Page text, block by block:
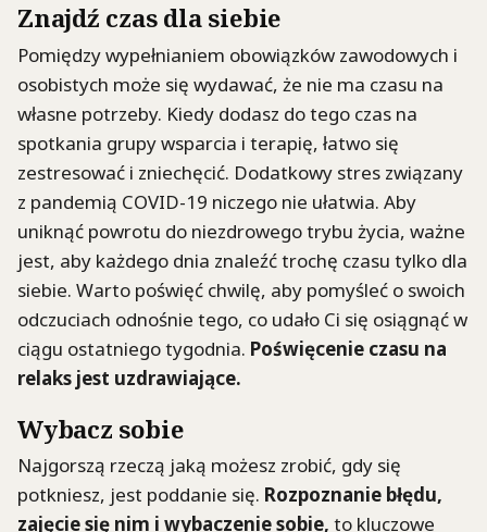
Znajdź czas dla siebie
Pomiędzy wypełnianiem obowiązków zawodowych i
osobistych może się wydawać, że nie ma czasu na
własne potrzeby. Kiedy dodasz do tego czas na
spotkania grupy wsparcia i terapię, łatwo się
zestresować i zniechęcić. Dodatkowy stres związany
z pandemią COVID-19 niczego nie ułatwia. Aby
uniknąć powrotu do niezdrowego trybu życia, ważne
jest, aby każdego dnia znaleźć trochę czasu tylko dla
siebie. Warto poświęć chwilę, aby pomyśleć o swoich
odczuciach odnośnie tego, co udało Ci się osiągnąć w
ciągu ostatniego tygodnia. Poświęcenie czasu na
relaks jest uzdrawiające.
Wybacz sobie
Najgorszą rzeczą jaką możesz zrobić, gdy się
potkniesz, jest poddanie się. Rozpoznanie błędu,
zajęcie się nim i wybaczenie sobie, to kluczowe